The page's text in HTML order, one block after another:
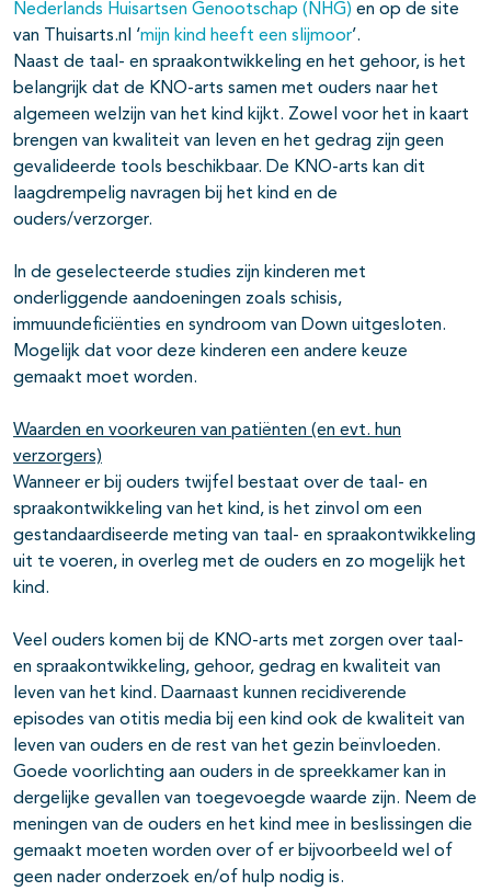
Nederlands Huisartsen Genootschap (NHG) en op de site
van Thuisarts.nl ‘mijn kind heeft een slijmoor’.
Naast de taal- en spraakontwikkeling en het gehoor, is het
belangrijk dat de KNO-arts samen met ouders naar het
algemeen welzijn van het kind kijkt. Zowel voor het in kaart
brengen van kwaliteit van leven en het gedrag zijn geen
gevalideerde tools beschikbaar. De KNO-arts kan dit
laagdrempelig navragen bij het kind en de
ouders/verzorger.
In de geselecteerde studies zijn kinderen met
onderliggende aandoeningen zoals schisis,
immuundeficiënties en syndroom van Down uitgesloten.
Mogelijk dat voor deze kinderen een andere keuze
gemaakt moet worden.
Waarden en voorkeuren van patiënten (en evt. hun
verzorgers)
Wanneer er bij ouders twijfel bestaat over de taal- en
spraakontwikkeling van het kind, is het zinvol om een
gestandaardiseerde meting van taal- en spraakontwikkeling
uit te voeren, in overleg met de ouders en zo mogelijk het
kind.
Veel ouders komen bij de KNO-arts met zorgen over taal-
en spraakontwikkeling, gehoor, gedrag en kwaliteit van
leven van het kind. Daarnaast kunnen recidiverende
episodes van otitis media bij een kind ook de kwaliteit van
leven van ouders en de rest van het gezin beïnvloeden.
Goede voorlichting aan ouders in de spreekkamer kan in
dergelijke gevallen van toegevoegde waarde zijn. Neem de
meningen van de ouders en het kind mee in beslissingen die
gemaakt moeten worden over of er bijvoorbeeld wel of
geen nader onderzoek en/of hulp nodig is.